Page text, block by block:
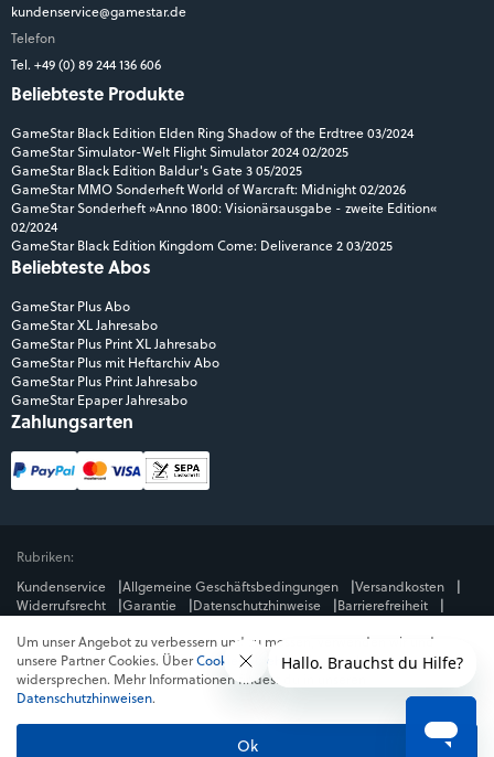
kundenservice@gamestar.de
Telefon
Tel. +49 (0) 89 244 136 606
Beliebteste Produkte
GameStar Black Edition Elden Ring Shadow of the Erdtree 03/2024
GameStar Simulator-Welt Flight Simulator 2024 02/2025
GameStar Black Edition Baldur's Gate 3 05/2025
GameStar MMO Sonderheft World of Warcraft: Midnight 02/2026
GameStar Sonderheft »Anno 1800: Visionärsausgabe - zweite Edition«
02/2024
GameStar Black Edition Kingdom Come: Deliverance 2 03/2025
Beliebteste Abos
GameStar Plus Abo
GameStar XL Jahresabo
GameStar Plus Print XL Jahresabo
GameStar Plus mit Heftarchiv Abo
GameStar Plus Print Jahresabo
GameStar Epaper Jahresabo
Zahlungsarten
Rubriken:
Kundenservice
Allgemeine Geschäftsbedingungen
Versandkosten
Widerrufsrecht
Garantie Datenschutzhinweise
Barrierefreiheit
Mediengruppe:
GameStar
GamePro MeinMMO Get Hero
Jeuxvideo.com
© Webedia - alle Rechte vorbehalten
* Alle Preise enthalten die jeweilige Mehrwertsteuer. Gegebenenfalls fallen
an. Preise in Österreich und der Schweiz können abweichen.
Um unser Angebot zu verbessern und zu messen, verwenden wir und
unsere Partner Cookies. ÜberCookies ablehnenkannst du dem
widersprechen. Mehr Informationen findest du in unseren
Datenschutzhinweisen.
Ok